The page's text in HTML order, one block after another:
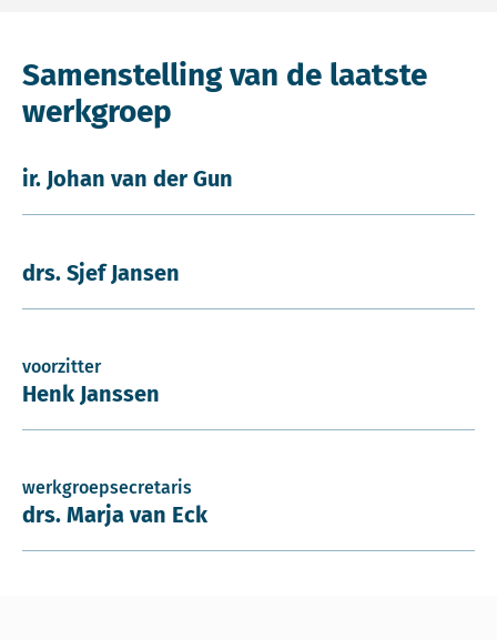
Samenstelling van de laatste
werkgroep
ir. Johan van der Gun
drs. Sjef Jansen
voorzitter
Henk Janssen
werkgroepsecretaris
drs. Marja van Eck